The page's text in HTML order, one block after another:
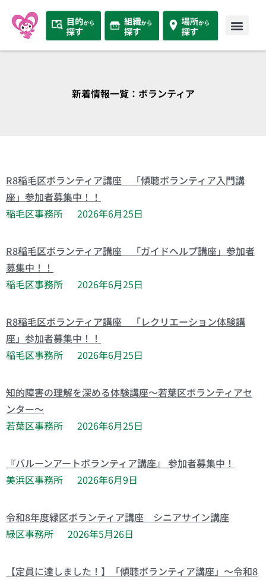
新着情報一覧：ボランティア
R8稲毛区ボランティア講座 「傾聴ボランティア入門講
座」参加者募集中！！
稲毛区事務所
2026年6月25日
R8稲毛区ボランティア講座 「ガイドヘルプ講座」参加者
募集中！！
稲毛区事務所
2026年6月25日
R8稲毛区ボランティア講座 「レクリエーション体験講
座」参加者募集中！！
稲毛区事務所
2026年6月25日
知的障害の理解を深める体験講座～若葉区ボランティアセ
ンター～
若葉区事務所
2026年6月25日
『バルーンアートボランティア講座』 参加者募集中！
美浜区事務所
2026年6月9日
令和8年度緑区ボランティア講座 シニアサイン講座
緑区事務所
2026年5月26日
【定員に達しました！】「傾聴ボランティア講座」～令和8